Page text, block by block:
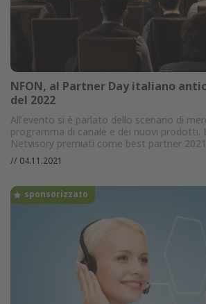
NFON, al Partner Day italiano
del 2022
All’evento si è parlato dello scenario di
programma di canale e dei nuovi prodotti.
Netvisory premiati come best partner 2021
// 04.11.2021